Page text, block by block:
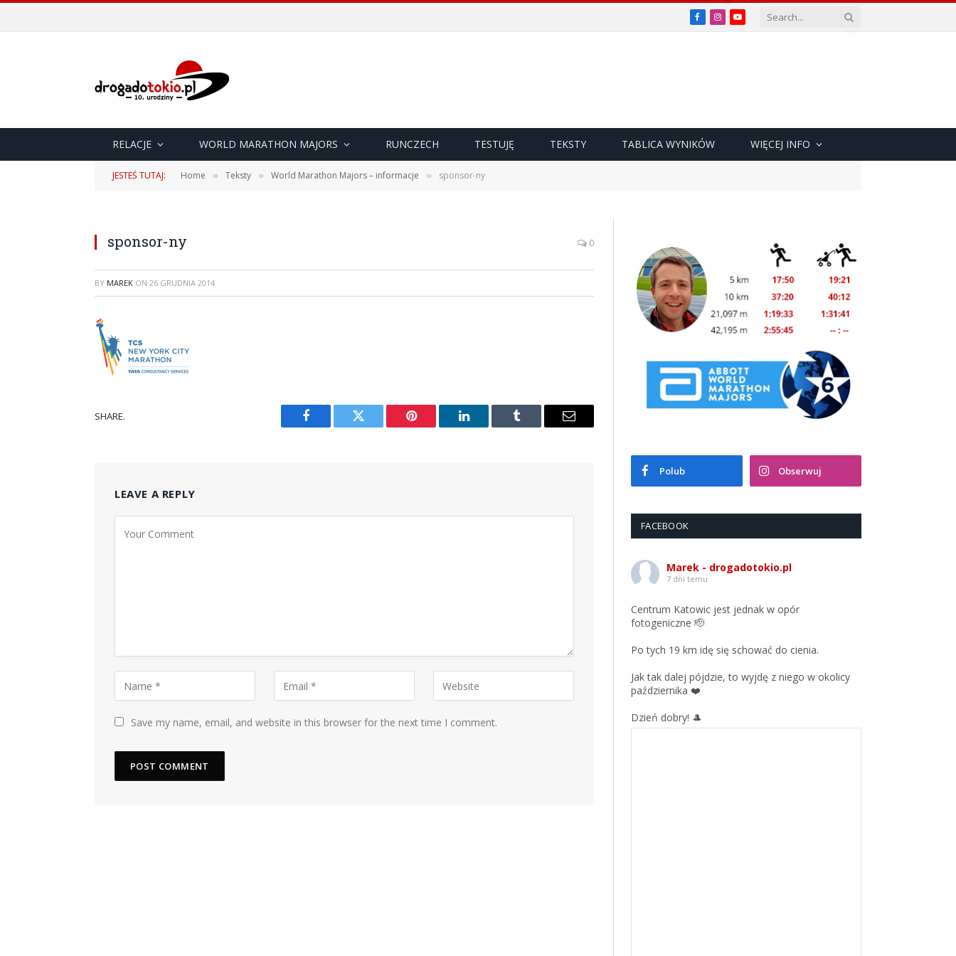
Facebook
InstagramYouTube
RELACJE WORLD MARATHON MAJORS RUNCZECH TESTUJĘ TEKSTY TABLICA WYNIKÓW WIĘCEJ INFO
JESTEŚ TUTAJ: Home » Teksty » World Marathon Majors – informacje » sponsor-ny
sponsor-ny 0
BY MAREK ON 26 GRUDNIA 2014
SHARE.
Facebook Twitter Pinterest LinkedIn Tumblr Email
LEAVE A REPLY
Save my name, email, and website in this browser for the next time I comment.
Polub Obserwuj
FACEBOOK
Marek - drogadotokio.pl
7 dni temu
Centrum Katowic jest jednak w opór
fotogeniczne 🫡
Po tych 19 km idę się schować do cienia.
Jak tak dalej pójdzie, to wyjdę z niego w okolicy
października ❤️
Dzień dobry! 🎩